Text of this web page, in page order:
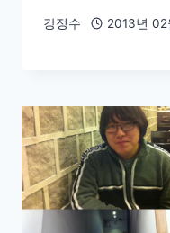
강정수 2013년 02